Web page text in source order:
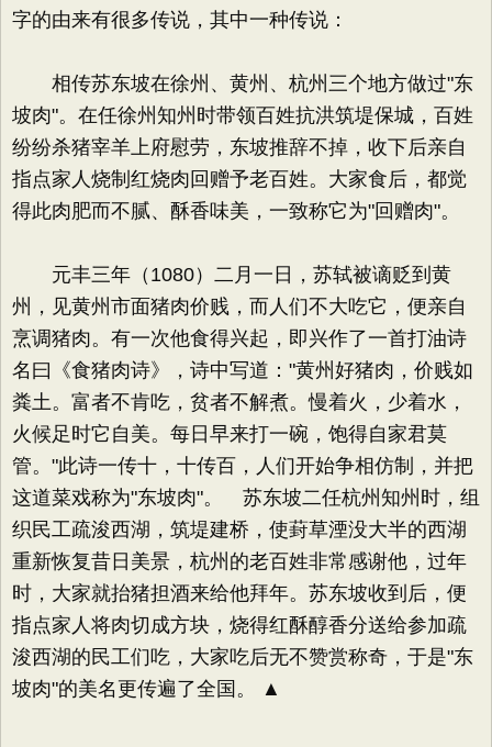
字的由来有很多传说，其中一种传说：
相传苏东坡在徐州、黄州、杭州三个地方做过"东
坡肉"。在任徐州知州时带领百姓抗洪筑堤保城，百姓
纷纷杀猪宰羊上府慰劳，东坡推辞不掉，收下后亲自
指点家人烧制红烧肉回赠予老百姓。大家食后，都觉
得此肉肥而不腻、酥香味美，一致称它为"回赠肉"。
元丰三年（1080）二月一日，苏轼被谪贬到黄
州，见黄州市面猪肉价贱，而人们不大吃它，便亲自
烹调猪肉。有一次他食得兴起，即兴作了一首打油诗
名曰《食猪肉诗》，诗中写道："黄州好猪肉，价贱如
粪土。富者不肯吃，贫者不解煮。慢着火，少着水，
火候足时它自美。每日早来打一碗，饱得自家君莫
管。"此诗一传十，十传百，人们开始争相仿制，并把
这道菜戏称为"东坡肉"。 苏东坡二任杭州知州时，组
织民工疏浚西湖，筑堤建桥，使葑草湮没大半的西湖
重新恢复昔日美景，杭州的老百姓非常感谢他，过年
时，大家就抬猪担酒来给他拜年。苏东坡收到后，便
指点家人将肉切成方块，烧得红酥醇香分送给参加疏
浚西湖的民工们吃，大家吃后无不赞赏称奇，于是"东
坡肉"的美名更传遍了全国。 ▲